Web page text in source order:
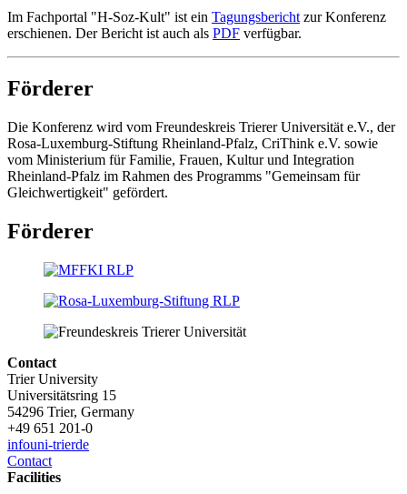
Im Fachportal "H-Soz-Kult" ist ein Tagungsberichtzur Konferenz
erschienen. Der Bericht ist auch als PDF verfügbar.
Förderer
Die Konferenz wird vom Freundeskreis Trierer Universität e.V., der
Rosa-Luxemburg-Stiftung Rheinland-Pfalz, CriThink e.V. sowie
vom Ministerium für Familie, Frauen, Kultur und Integration
Rheinland-Pfalz im Rahmen des Programms "Gemeinsam für
Gleichwertigkeit" gefördert.
Förderer
Contact
Trier University
Universitätsring 15
54296 Trier, Germany
+49 651 201-0
infouni-trierde
Contact
Facilities